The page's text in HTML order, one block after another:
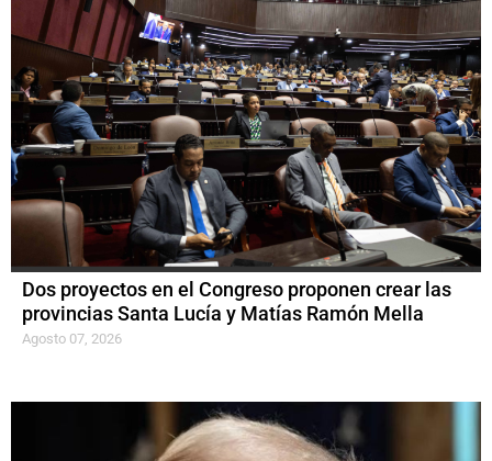
Dos proyectos en el Congreso proponen crear las
provincias Santa Lucía y Matías Ramón Mella
Agosto 07, 2026